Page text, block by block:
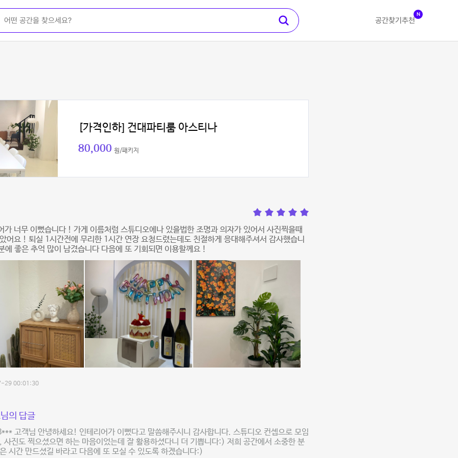
공간찾기 추천
N
[가격인하] 건대파티룸 아스티나
80,000 원/패키지
가 너무 이뻤습니다 ! 가게 이름처럼 스튜디오에나 있을법한 조명과 의자가 있어서 사진찍을때
어요 ! 퇴실 1시간전에 무리한 1시간 연장 요청드렸는데도 친절하게 응대해주셔서 감사했습니
에 좋은 추억 많이 남겼습니다 다음에 또 기회되면 이용할께요 !
29 00:01:30
의 답글
고객님 안녕하세요! 인테리어가 이뻤다고 말씀해주시니 감사합니다. 스튜디오 컨셉으로 모임
사진도 찍으셨으면 하는 마음이었는데 잘 활용하셨다니 더 기쁩니다:) 저희 공간에서 소중한 분
시간 만드셨길 바라고 다음에 또 모실 수 있도록 하겠습니다:)